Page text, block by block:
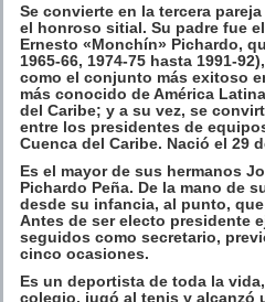
Se convierte en la tercera
el honroso sitial. Su padre fue
Ernesto «Monchín» Pichardo,
1965-66, 1974-75 hasta 1991-
como el conjunto más exitoso
más conocido de América
del Caribe; y a su vez, se
entre los presidentes de
Cuenca del Caribe. Nació el 29
Es el mayor de sus hermanos
Pichardo Peña. De la mano de
desde su infancia, al punto,
Antes de ser electo presidente
seguidos como secretario,
cinco ocasiones.
Es un deportista de toda la
colegio, jugó al tenis y alcanzó